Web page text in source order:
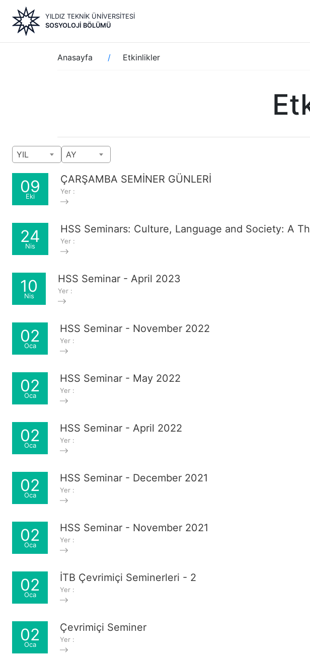
içeriğe
YILDIZ TEKNİK ÜNİVERSİTESİ
SOSYOLOJI BÖLÜMÜ
Sayfa
yolu
Anasayfa Etkinlikler
YIL
AY
09
Eki
ÇARŞAMBA SEMİNER GÜNLERİ
Yer :
24
Nis
HSS Seminars: Culture, Language and Society: A
Yer :
10
Nis
HSS Seminar - April 2023
Yer :
02
Oca
HSS Seminar - November 2022
Yer :
02
Oca
HSS Seminar - May 2022
Yer :
02
Oca
HSS Seminar - April 2022
Yer :
02
Oca
HSS Seminar - December 2021
Yer :
02
Oca
HSS Seminar - November 2021
Yer :
02
Oca
İTB Çevrimiçi Seminerleri - 2
Yer :
02
Oca
Çevrimiçi Seminer
Yer :